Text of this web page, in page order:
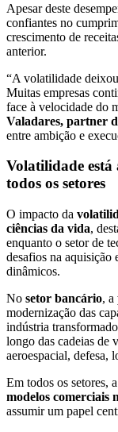
Apesar deste
confiantes no
crescimento de
anterior.
“A volatilidade
Muitas empresas
face à velocidade do
Valadares, partner
entre ambição e
Volatilidade
todos os setores
O impacto da
ciências da vida,
enquanto o setor de
desafios na aquisição
dinâmicos.
No setor bancário, a
modernização das
indústria
longo das cadeias de
aeroespacial, defesa,
Em todos os setores,
modelos comerciais
assumir um papel